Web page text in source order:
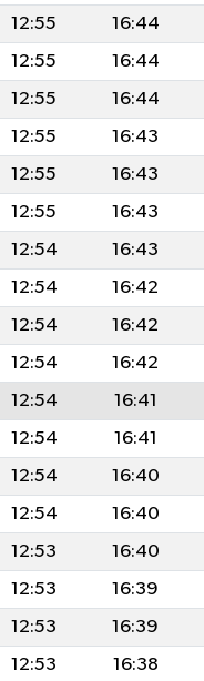
12:55 16:44
12:55 16:44
12:55 16:44
12:55 16:43
12:55 16:43
12:55 16:43
12:54 16:43
12:54 16:42
12:54 16:42
12:54 16:42
12:54 16:41
12:54 16:41
12:54 16:40
12:54 16:40
12:53 16:40
12:53 16:39
12:53 16:39
12:53 16:38